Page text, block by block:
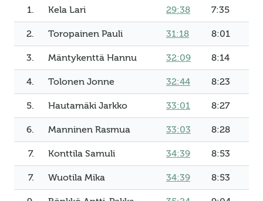
1. Kela Lari 29:38 7:35
2. Toropainen Pauli 31:18 8:01
3. Mäntykenttä Hannu 32:09 8:14
4. Tolonen Jonne 32:44 8:23
5. Hautamäki Jarkko 33:01 8:27
6. Manninen Rasmua 33:03 8:28
7. Konttila Samuli 34:39 8:53
7. Wuotila Mika 34:39 8:53